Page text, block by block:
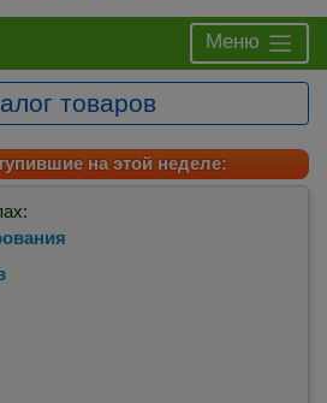
Меню
товаров
на этой неделе: